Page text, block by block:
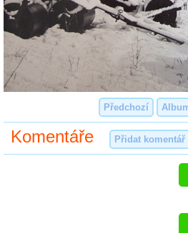
Předchozí
Komentáře Přidat komentář